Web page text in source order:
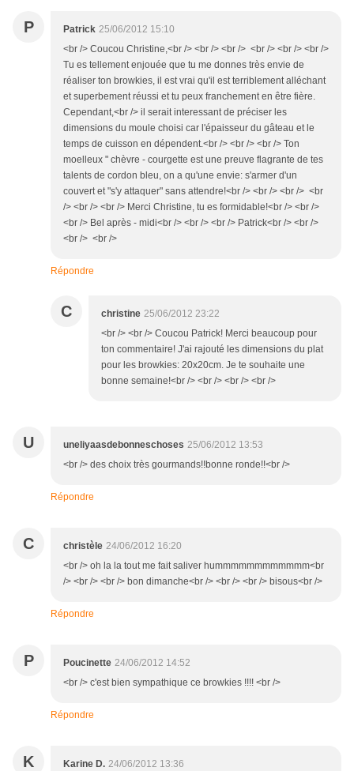
P Patrick 25/06/2012 15:10
<br /> Coucou Christine,<br /> <br /> <br /> <br /> <br /> <br />
Tu es tellement enjouée que tu me donnes très envie de
réaliser ton browkies, il est vrai qu'il est terriblement alléchant
et superbement réussi et tu peux franchement en être fière.
Cependant,<br /> il serait interessant de préciser les
dimensions du moule choisi car l'épaisseur du gâteau et le
temps de cuisson en dépendent.<br /> <br /> <br /> Ton
moelleux " chèvre - courgette est une preuve flagrante de tes
talents de cordon bleu, on a qu'une envie: s'armer d'un
couvert et "s'y attaquer" sans attendre!<br /> <br /> <br /> <br
/> <br /> <br /> Merci Christine, tu es formidable!<br /> <br />
<br /> Bel après - midi<br /> <br /> <br /> Patrick<br /> <br />
<br /> <br />
Répondre
C christine 25/06/2012 23:22
<br /> <br /> Coucou Patrick! Merci beaucoup pour
ton commentaire! J'ai rajouté les dimensions du plat
pour les browkies: 20x20cm. Je te souhaite une
bonne semaine!<br /> <br /> <br /> <br />
U uneliyaasdebonneschoses 25/06/2012 13:53
<br /> des choix très gourmands!!bonne ronde!!<br />
Répondre
C christèle 24/06/2012 16:20
<br /> oh la la tout me fait saliver hummmmmmmmmmmm<br
/> <br /> <br /> bon dimanche<br /> <br /> <br /> bisous<br />
Répondre
P Poucinette 24/06/2012 14:52
<br /> c'est bien sympathique ce browkies !!!! <br />
Répondre
K Karine D. 24/06/2012 13:36